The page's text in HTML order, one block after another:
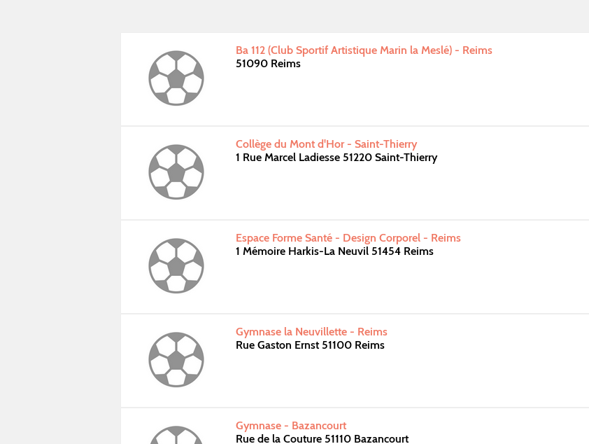
Ba 112 (Club Sportif Artistique Marin la Meslé) - Reims
51090 Reims
Collège du Mont d'Hor - Saint-Thierry
1 Rue Marcel Ladiesse 51220 Saint-Thierry
Espace Forme Santé - Design Corporel - Reims
1 Mémoire Harkis-La Neuvil 51454 Reims
Gymnase la Neuvillette - Reims
Rue Gaston Ernst 51100 Reims
Gymnase - Bazancourt
Rue de la Couture 51110 Bazancourt